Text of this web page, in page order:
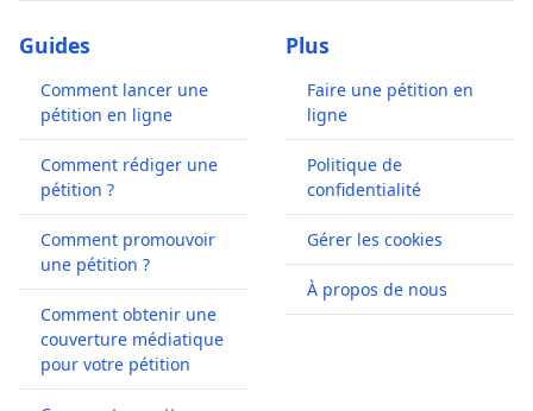
Guides
Comment lancer une
pétition en ligne
Comment rédiger une
pétition ?
Comment promouvoir
une pétition ?
Comment obtenir une
couverture médiatique
pour votre pétition
Plus
Faire une pétition en
ligne
Politique de
confidentialité
Gérer les cookies
À propos de nous